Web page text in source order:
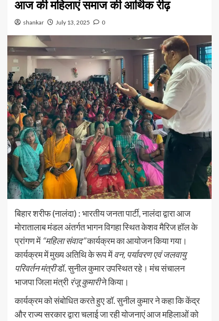
आज की महिलाएं समाज की आर्थिक रीढ़
shankar July 13, 2025 0
बिहार शरीफ (नालंदा) : भारतीय जनता पार्टी, नालंदा द्वारा आज
मोरातालाब मंडल अंतर्गत भागन विगहा स्थित केशव मैरिज हॉल के
प्रांगण में “महिला संवाद”कार्यक्रम का आयोजन किया गया।
कार्यक्रम में मुख्य अतिथि के रूप मेंवन, पर्यावरण एवं जलवायु
परिवर्तन मंत्रीडॉ. सुनील कुमार उपस्थित रहे। मंच संचालन
भाजपा जिला मंत्रीरंजू कुमारीने किया।
कार्यक्रम को संबोधित करते हुए डॉ. सुनील कुमार ने कहा कि केंद्र
और राज्य सरकार द्वारा चलाई जा रही योजनाएं आज महिलाओं को